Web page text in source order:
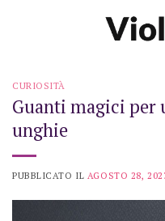
CURIOSITÀ
Guanti magici per
unghie
PUBBLICATO IL AGOSTO 28,